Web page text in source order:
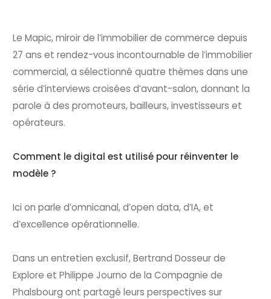
Le Mapic, miroir de l’immobilier de commerce depuis
27 ans et rendez-vous incontournable de l’immobilier
commercial, a sélectionné quatre thèmes dans une
série d’interviews croisées d’avant-salon, donnant la
parole à des promoteurs, bailleurs, investisseurs et
opérateurs.
Comment le digital est utilisé pour réinventer le
modèle ?
Ici on parle d’omnicanal, d’open data, d’IA, et
d’excellence opérationnelle.
Dans un entretien exclusif, Bertrand Dosseur de
Explore et Philippe Journo de la Compagnie de
Phalsbourg ont partagé leurs perspectives sur